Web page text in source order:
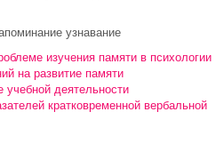
узнавание
изучения памяти в психологии
на развитие памяти
учебной деятельности
кратковременной вербальной